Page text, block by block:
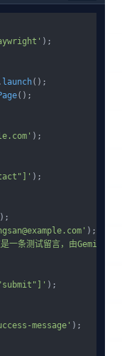
);
launch();
();
);
);
);
' );
一条测试留言，由Gemini
);
message' );